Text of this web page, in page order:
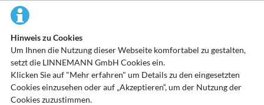
Hinweis zu Cookies
Um Ihnen die Nutzung dieser Webseite komfortabel zu gestalten,
setzt die LINNEMANN GmbH Cookies ein.
Klicken Sie auf "Mehr erfahren" um Details zu den eingesetzten
Cookies einzusehen oder auf „Akzeptieren“, um der Nutzung der
Cookies zuzustimmen.